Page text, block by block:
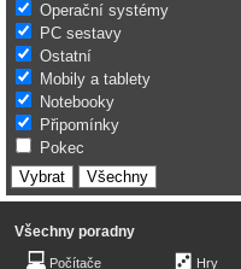
Operační systémy
PC sestavy
Ostatní
Mobily a tablety
Notebooky
Připomínky
Pokec
Všechny poradny
Počítače Hry